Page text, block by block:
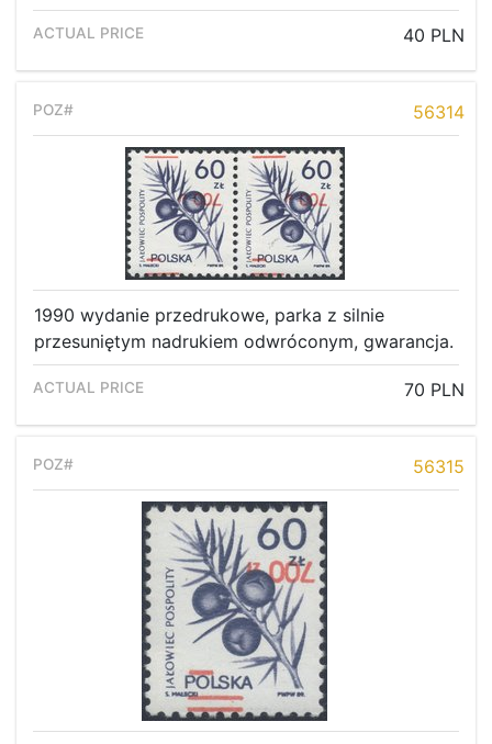
40 PLN
56314
1990 wydanie przedrukowe, parka z silnie
przesuniętym nadrukiem odwróconym, gwarancja.
70 PLN
56315